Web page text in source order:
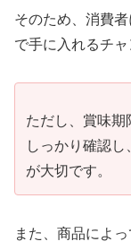
そのため、消費
で手に入れるチャ
ただし、賞味期
しっかり確認
が大切です。
また、商品によ